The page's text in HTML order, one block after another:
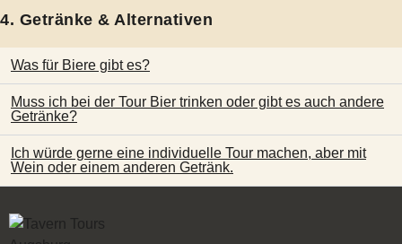
4. Getränke & Alternativen
Was für Biere gibt es?
Muss ich bei der Tour Bier trinken oder gibt es auch andere
Getränke?
Ich würde gerne eine individuelle Tour machen, aber mit
Wein oder einem anderen Getränk.